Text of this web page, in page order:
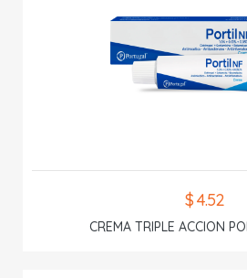
$ 4.52
CREMA TRIPLE ACCION